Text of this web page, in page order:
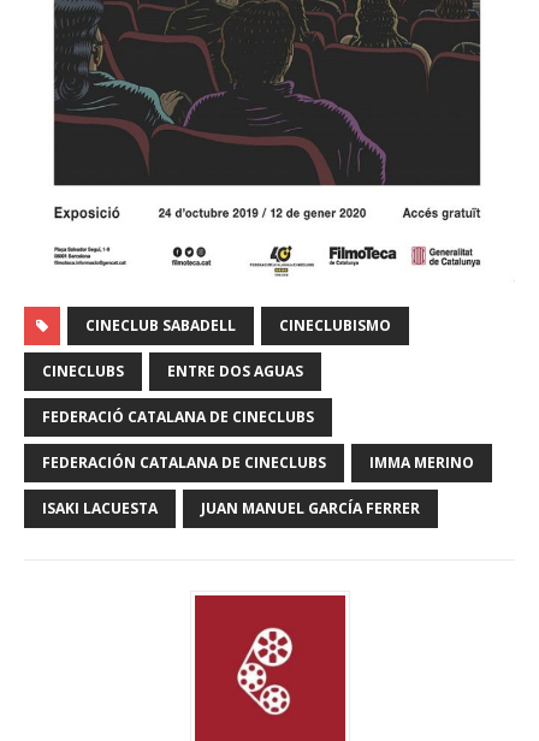
CINECLUB SABADELL CINECLUBISMO
CINECLUBS ENTRE DOS AGUAS
FEDERACIÓ CATALANA DE CINECLUBS
FEDERACIÓN CATALANA DE CINECLUBS IMMA MERINO
ISAKI LACUESTA JUAN MANUEL GARCÍA FERRER